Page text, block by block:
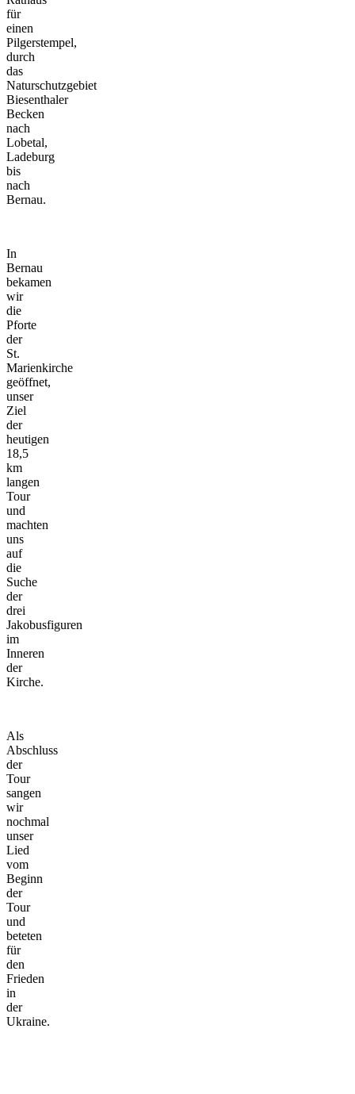
für
einen
Pilgerstempel,
durch
das
Naturschutzgebiet
Biesenthaler
Becken
nach
Lobetal,
Ladeburg
bis
nach
Bernau.
In
Bernau
bekamen
wir
die
Pforte
der
St.
Marienkirche
geöffnet,
unser
Ziel
der
heutigen
18,5
km
langen
Tour
und
machten
uns
auf
die
Suche
der
drei
Jakobusfiguren
im
Inneren
der
Kirche.
Als
Abschluss
der
Tour
sangen
wir
nochmal
unser
Lied
vom
Beginn
der
Tour
und
beteten
für
den
Frieden
in
der
Ukraine.